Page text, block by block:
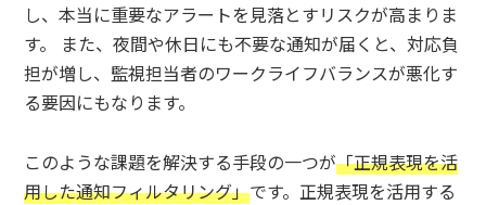
し、本当に重要なアラートを見落とすリスクが高まりま
す。 また、夜間や休日にも不要な通知が届くと、対応負
担が増し、監視担当者のワークライフバランスが悪化す
る要因にもなります。
このような課題を解決する手段の一つが「正規表現を活
用した通知フィルタリング」です。正規表現を活用する